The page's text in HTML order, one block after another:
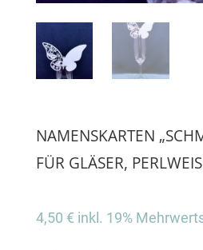
NAMENSKARTEN
FÜR GLÄSER,
4,50 € inkl. 19%